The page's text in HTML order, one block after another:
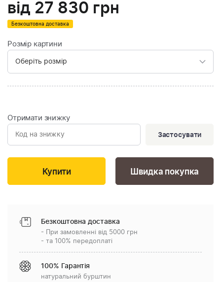
від 27 830 грн
Безкоштовна доставка
Розмір картини
Отримати знижку
Застосувати
Швидка покупка
Безкоштовна доставка
- При замовленні від 5000 грн
- та 100% передоплаті
100% Гарантія
натуральний бурштин